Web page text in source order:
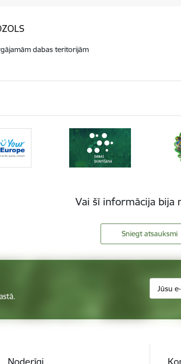
dabas teritorijām
Vai šī informācija bija
Sniegt atsauksmi
Noderīgi